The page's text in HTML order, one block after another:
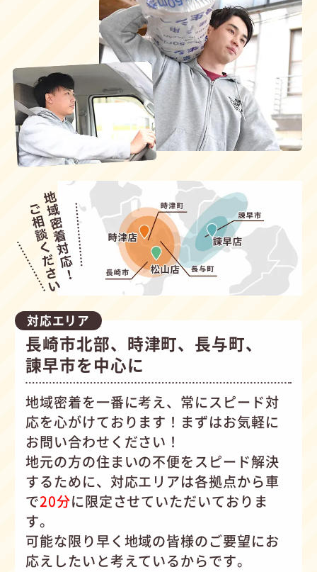
対応エリア
長崎市北部、時津町、長与町、
諫早市を中心に
地域密着を一番に考え、常にスピード対
応を心がけております！まずはお気軽に
お問い合わせください！
地元の方の住まいの不便をスピード解決
するために、対応エリアは各拠点から車
で20分に限定させていただいておりま
す。
可能な限り早く地域の皆様のご要望にお
応えしたいと考えているからです。